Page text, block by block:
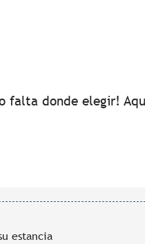
falta donde elegir!
estancia